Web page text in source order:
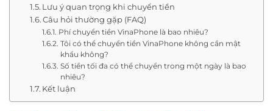
Lưu ý quan trọng khi chuyển tiền
Câu hỏi thường gặp (FAQ)
Phí chuyển tiền VinaPhone là bao nhiêu?
Tôi có thể chuyển tiền VinaPhone không cần mật
khẩu không?
Số tiền tối đa có thể chuyển trong một ngày là bao
nhiêu?
Kết luận